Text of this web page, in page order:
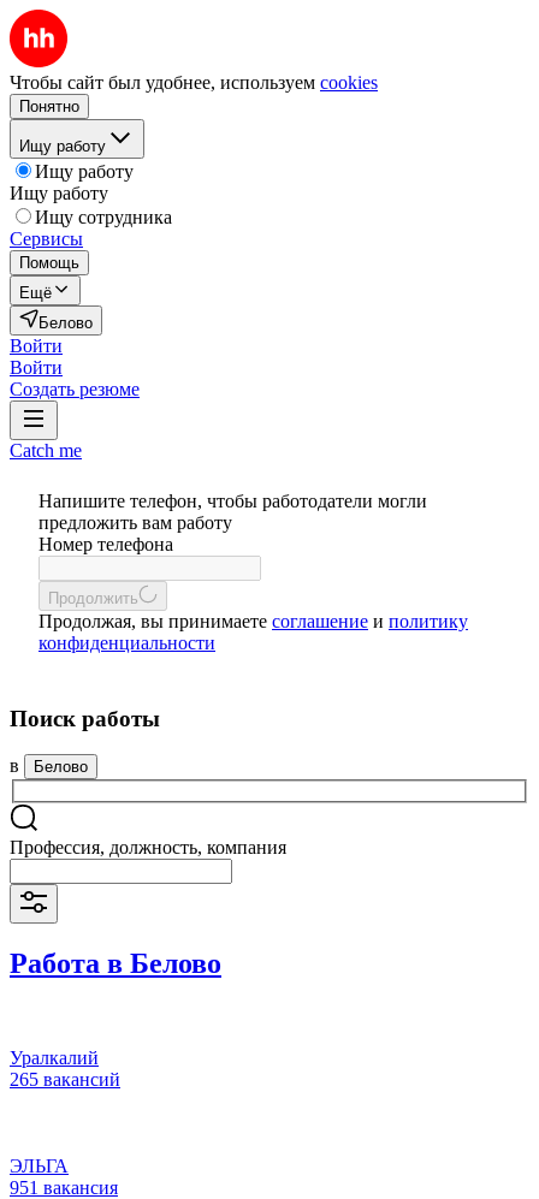
Чтобы сайт был удобнее, используем cookies
Понятно
Ищу работу
Ищу работу
Ищу работу
Ищу сотрудника
Сервисы
Помощь
Ещё
Белово
Войти
Войти
Создать резюме
Catch me
Напишите телефон, чтобы работодатели могли
предложить вам работу
Номер телефона
Продолжить
Продолжая, вы принимаете соглашение и политику
конфиденциальности
Поиск работы
в Белово
Профессия, должность, компания
Работа в Белово
Уралкалий
265 вакансий
ЭЛЬГА
951 вакансия